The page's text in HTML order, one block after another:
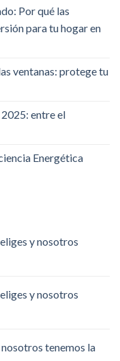
Por qué las
para tu hogar en
ventanas: protege tu
2025: entre el
Energética
y nosotros
y nosotros
tenemos la